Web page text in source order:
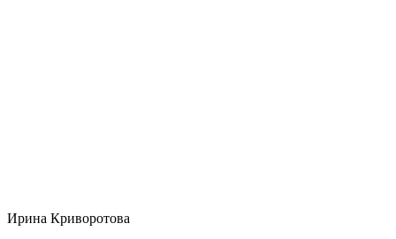
Ирина Криворотова